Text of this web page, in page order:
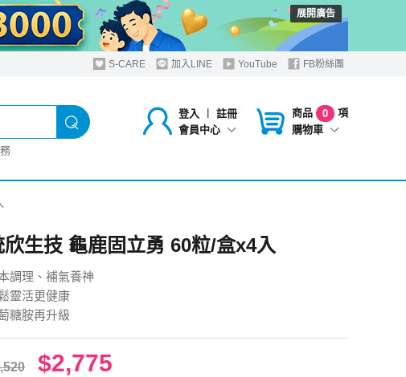
展開廣告
S-CARE 加入LINE YouTube FB粉絲團
登入 ︱
註冊
會員中心
商品 0
項
購物車
欣生技 龜鹿固立勇 60粒/盒x4入
調理、補氣養神
靈活更健康
糖胺再升級
$2,775